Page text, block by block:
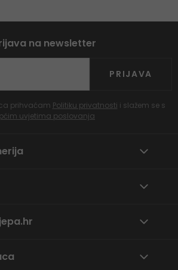
na newsletter
PRIJAVA
prihvaćam Politiku privatnosti i slažem se s
uvjetima poslovanja